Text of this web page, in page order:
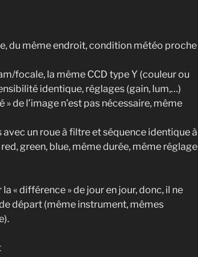
du même endroit, condition météo proche
focale, la même CCD type Y (couleur ou
identique, réglages (gain, lum,…)
» de l’image n’est pas nécessaire, même
un roue à filtre et séquence identique à
green, blue, même durée, même réglage
« différence » de jour en jour, donc, il ne
départ (même instrument, mêmes